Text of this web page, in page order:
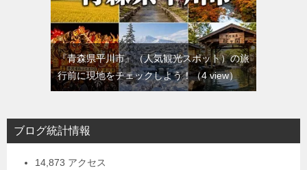
『青森県平川市』（人気観光スポット）の旅
行前に現地をチェックしよう！（4 view）
ブログ統計情報
14,873 アクセス